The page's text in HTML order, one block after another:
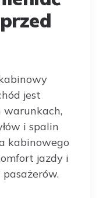
jest
i spalin
kabinowego
jazdy i